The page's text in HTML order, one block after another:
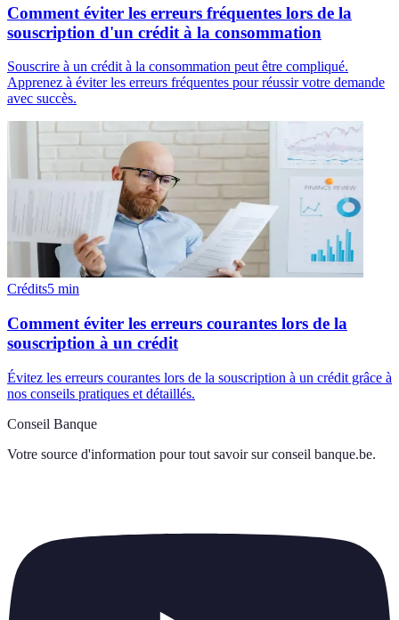
Comment éviter les erreurs fréquentes lors de la
souscription d'un crédit à la consommation
Souscrire à un crédit à la consommation peut être compliqué.
Apprenez à éviter les erreurs fréquentes pour réussir votre demande
avec succès.
Crédits5 min
Comment éviter les erreurs courantes lors de la
souscription à un crédit
Évitez les erreurs courantes lors de la souscription à un crédit grâce à
nos conseils pratiques et détaillés.
Conseil Banque
Votre source d'information pour tout savoir sur conseil banque.be.